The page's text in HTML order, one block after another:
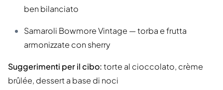
ben bilanciato
Samaroli Bowmore Vintage — torba e frutta
armonizzate con sherry
Suggerimenti per il cibo:torte al cioccolato, crème
brûlée, dessert a base di noci